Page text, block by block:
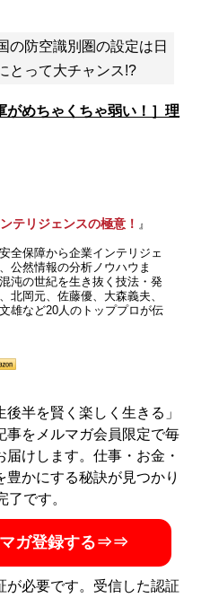
の防空識別圏の設定は日
とって大チャンス!?
がめちゃくちゃ弱い！］理
テリジェンスの極意！ 』
全保障から企業インテリジェ
公然情報の分析ノウハウま
沌の世紀を生き抜く技法・発
北岡元、佐藤優、大森義夫、
雄など20人のトッププロが伝
半を賢く楽しく生きる」
事をメルマガ会員限定で毎
けします。仕事・お金・
かにする秘訣が見つかり
了です。
ガ登録する⇒⇒
必要です。受信した認証